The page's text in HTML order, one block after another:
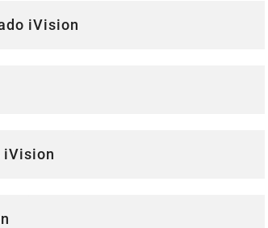
iVision
iVision